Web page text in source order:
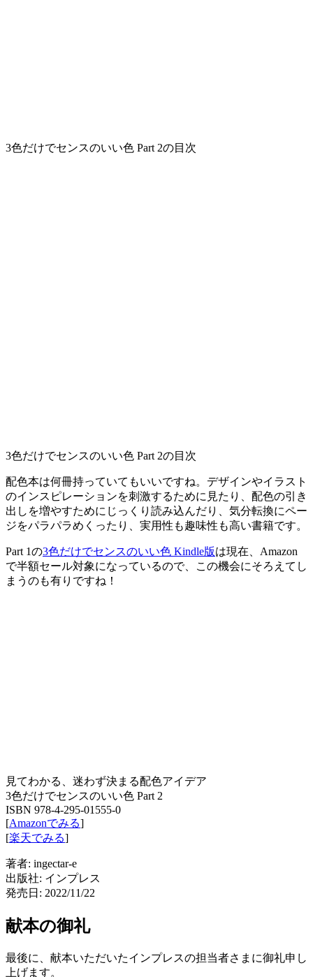
3色だけでセンスのいい色 Part 2の目次
3色だけでセンスのいい色 Part 2の目次
配色本は何冊持っていてもいいですね。デザインやイラスト
のインスピレーションを刺激するために見たり、配色の引き
出しを増やすためにじっくり読み込んだり、気分転換にペー
ジをパラパラめくったり、実用性も趣味性も高い書籍です。
Part 1の3色だけでセンスのいい色 Kindle版は現在、Amazon
で半額セール対象になっているので、この機会にそろえてし
まうのも有りですね！
見てわかる、迷わず決まる配色アイデア
3色だけでセンスのいい色 Part 2
ISBN 978-4-295-01555-0
[Amazonでみる]
[楽天でみる]
著者: ingectar-e
出版社: インプレス
発売日: 2022/11/22
献本の御礼
最後に、献本いただいたインプレスの担当者さまに御礼申し
上げます。